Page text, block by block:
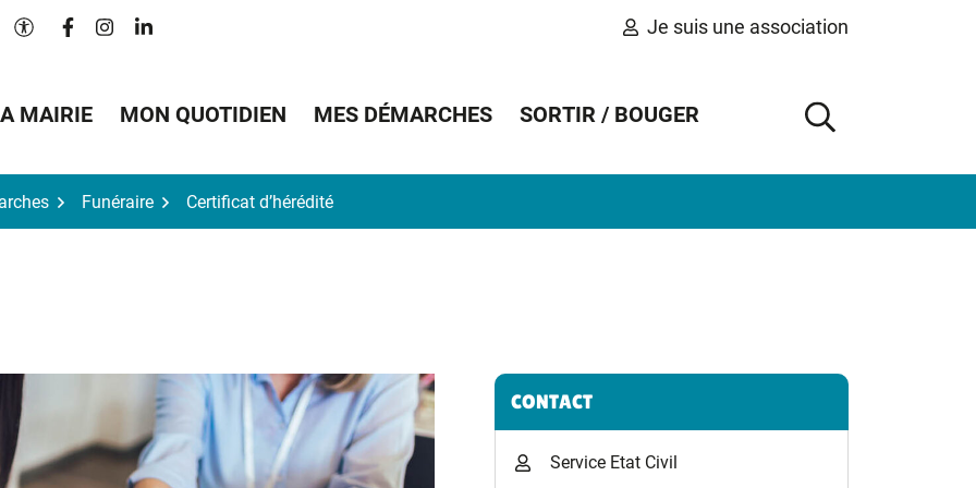
Paramètres d'accessibilité
Lien vers le compte Facebook
Lien vers le compte Instagram
Lien vers le compte Linkedin Je suis une association
MAIRIE MON QUOTIDIEN MES DÉMARCHES SORTIR / BOUGER
AFFICHER
Funéraire Certificat d’hérédité
Informations complémentaires
CONTACT
Service Etat Civil